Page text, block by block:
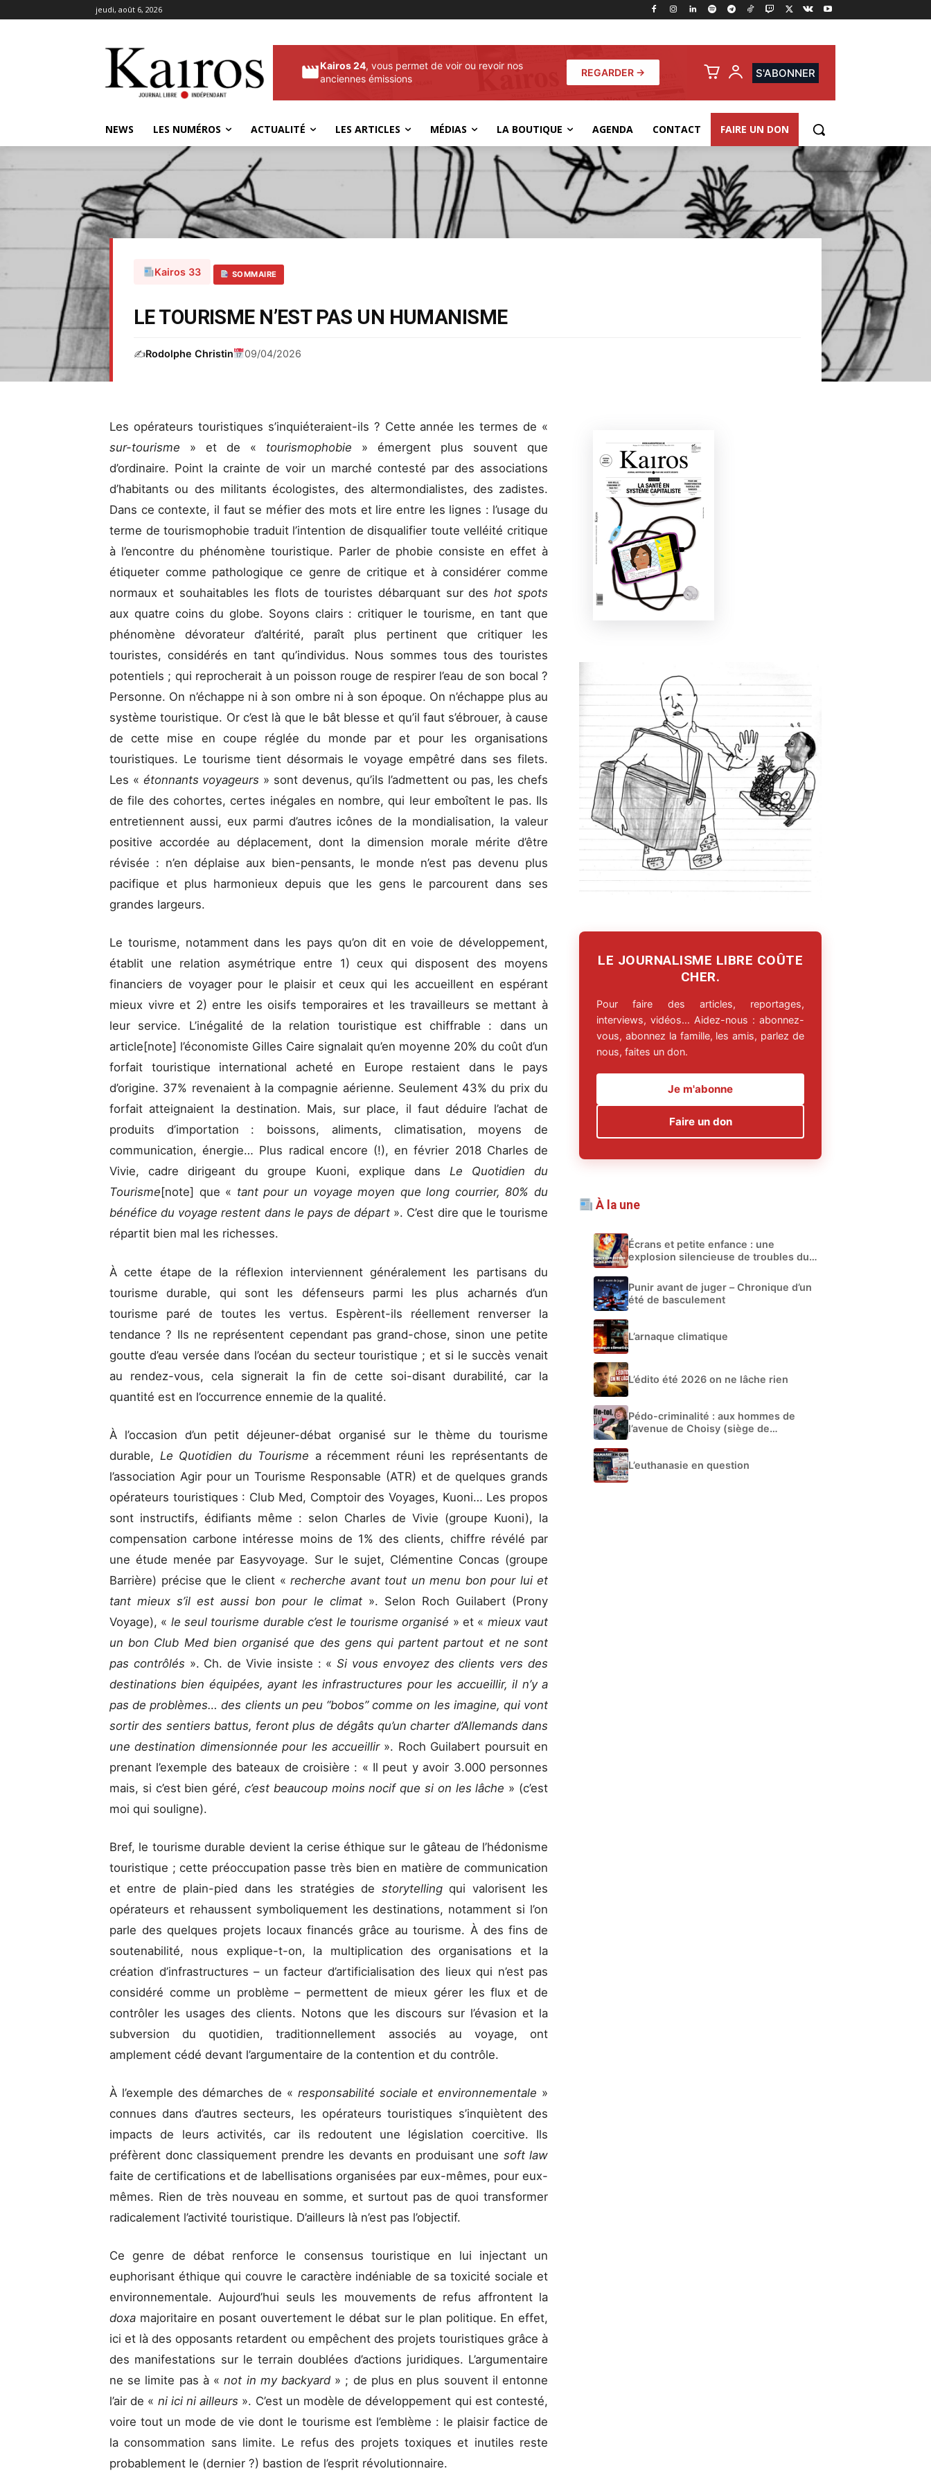
jeudi, août 6, 2026
Kairos 24, vous permet de voir ou revoir nos
anciennes émissions
REGARDER → S'ABONNER
NEWS LES NUMÉROS ACTUALITÉ LES ARTICLES MÉDIAS LA BOUTIQUE AGENDA CONTACT FAIRE UN DON
Kairos 33 SOMMAIRE
LE TOURISME N’EST PAS UN HUMANISME
✍️Rodolphe Christin 09/04/2026
Les opérateurs touristiques s’inquiéteraient-ils ? Cette année les termes de «
sur-tourisme » et de « tourismophobie » émergent plus souvent que
d’ordinaire. Point la crainte de voir un marché contesté par des associations
d’habitants ou des militants écologistes, des altermondialistes, des zadistes.
Dans ce contexte, il faut se méfier des mots et lire entre les lignes : l’usage du
terme de tourismophobie traduit l’intention de disqualifier toute velléité critique
à l’encontre du phénomène touristique. Parler de phobie consiste en effet à
étiqueter comme pathologique ce genre de critique et à considérer comme
normaux et souhaitables les flots de touristes débarquant sur deshot spots
aux quatre coins du globe. Soyons clairs : critiquer le tourisme, en tant que
phénomène dévorateur d’altérité, paraît plus pertinent que critiquer les
touristes, considérés en tant qu’individus. Nous sommes tous des touristes
potentiels ; qui reprocherait à un poisson rouge de respirer l’eau de son bocal ?
Personne. On n’échappe ni à son ombre ni à son époque. On n’échappe plus au
système touristique. Or c’est là que le bât blesse et qu’il faut s’ébrouer, à cause
de cette mise en coupe réglée du monde par et pour les organisations
touristiques. Le tourisme tient désormais le voyage empêtré dans ses filets.
Les « étonnants voyageurs » sont devenus, qu’ils l’admettent ou pas, les chefs
de file des cohortes, certes inégales en nombre, qui leur emboîtent le pas. Ils
entretiennent aussi, eux parmi d’autres icônes de la mondialisation, la valeur
positive accordée au déplacement, dont la dimension morale mérite d’être
révisée : n’en déplaise aux bien-pensants, le monde n’est pas devenu plus
pacifique et plus harmonieux depuis que les gens le parcourent dans ses
grandes largeurs.
Le tourisme, notamment dans les pays qu’on dit en voie de développement,
établit une relation asymétrique entre 1) ceux qui disposent des moyens
financiers de voyager pour le plaisir et ceux qui les accueillent en espérant
mieux vivre et 2) entre les oisifs temporaires et les travailleurs se mettant à
leur service. L’inégalité de la relation touristique est chiffrable : dans un
article[note] l’économiste Gilles Caire signalait qu’en moyenne 20% du coût d’un
forfait touristique international acheté en Europe restaient dans le pays
d’origine. 37% revenaient à la compagnie aérienne. Seulement 43% du prix du
forfait atteignaient la destination. Mais, sur place, il faut déduire l’achat de
produits d’importation : boissons, aliments, climatisation, moyens de
communication, énergie… Plus radical encore (!), en février 2018 Charles de
Vivie, cadre dirigeant du groupe Kuoni, explique dans Le Quotidien du
Tourisme[note] que « tant pour un voyage moyen que long courrier, 80% du
bénéfice du voyage restent dans le pays de départ ». C’est dire que le tourisme
répartit bien mal les richesses.
À cette étape de la réflexion interviennent généralement les partisans du
tourisme durable, qui sont les défenseurs parmi les plus acharnés d’un
tourisme paré de toutes les vertus. Espèrent-ils réellement renverser la
tendance ? Ils ne représentent cependant pas grand-chose, sinon une petite
goutte d’eau versée dans l’océan du secteur touristique ; et si le succès venait
au rendez-vous, cela signerait la fin de cette soi-disant durabilité, car la
quantité est en l’occurrence ennemie de la qualité.
À l’occasion d’un petit déjeuner-débat organisé sur le thème du tourisme
durable, Le Quotidien du Tourisme a récemment réuni les représentants de
l’association Agir pour un Tourisme Responsable (ATR) et de quelques grands
opérateurs touristiques : Club Med, Comptoir des Voyages, Kuoni… Les propos
sont instructifs, édifiants même : selon Charles de Vivie (groupe Kuoni), la
compensation carbone intéresse moins de 1% des clients, chiffre révélé par
une étude menée par Easyvoyage. Sur le sujet, Clémentine Concas (groupe
Barrière) précise que le client « recherche avant tout un menu bon pour lui et
tant mieux s’il est aussi bon pour le climat ». Selon Roch Guilabert (Prony
Voyage), « le seul tourisme durable c’est le tourisme organisé » et « mieux vaut
un bon Club Med bien organisé que des gens qui partent partout et ne sont
pas contrôlés ». Ch. de Vivie insiste : «Si vous envoyez des clients vers des
destinations bien équipées, ayant les infrastructures pour les accueillir, il n’y a
pas de problèmes… des clients un peu “bobos” comme on les imagine, qui vont
sortir des sentiers battus, feront plus de dégâts qu’un charter d’Allemands dans
une destination dimensionnée pour les accueillir ». Roch Guilabert poursuit en
prenant l’exemple des bateaux de croisière : « Il peut y avoir 3.000 personnes
mais, si c’est bien géré, c’est beaucoup moins nocif que si on les lâche » (c’est
moi qui souligne).
Bref, le tourisme durable devient la cerise éthique sur le gâteau de l’hédonisme
touristique ; cette préoccupation passe très bien en matière de communication
et entre de plain-pied dans les stratégies de storytellingqui valorisent les
opérateurs et rehaussent symboliquement les destinations, notamment si l’on
parle des quelques projets locaux financés grâce au tourisme. À des fins de
soutenabilité, nous explique-t-on, la multiplication des organisations et la
création d’infrastructures – un facteur d’artificialisation des lieux qui n’est pas
considéré comme un problème – permettent de mieux gérer les flux et de
contrôler les usages des clients. Notons que les discours sur l’évasion et la
subversion du quotidien, traditionnellement associés au voyage, ont
amplement cédé devant l’argumentaire de la contention et du contrôle.
À l’exemple des démarches de « responsabilité sociale et environnementale »
connues dans d’autres secteurs, les opérateurs touristiques s’inquiètent des
impacts de leurs activités, car ils redoutent une législation coercitive. Ils
préfèrent donc classiquement prendre les devants en produisant une soft law
faite de certifications et de labellisations organisées par eux-mêmes, pour eux-
mêmes. Rien de très nouveau en somme, et surtout pas de quoi transformer
radicalement l’activité touristique. D’ailleurs là n’est pas l’objectif.
Ce genre de débat renforce le consensus touristique en lui injectant un
euphorisant éthique qui couvre le caractère indéniable de sa toxicité sociale et
environnementale. Aujourd’hui seuls les mouvements de refus affrontent la
doxa majoritaire en posant ouvertement le débat sur le plan politique. En effet,
ici et là des opposants retardent ou empêchent des projets touristiques grâce à
des manifestations sur le terrain doublées d’actions juridiques. L’argumentaire
ne se limite pas à «not in my backyard » ; de plus en plus souvent il entonne
l’air de « ni ici ni ailleurs ». C’est un modèle de développement qui est contesté,
voire tout un mode de vie dont le tourisme est l’emblème : le plaisir factice de
la consommation sans limite. Le refus des projets toxiques et inutiles reste
probablement le (dernier ?) bastion de l’esprit révolutionnaire.
LE JOURNALISME LIBRE COÛTE
CHER.
Pour faire des articles, reportages,
interviews, vidéos… Aidez-nous : abonnez-
vous, abonnez la famille, les amis, parlez de
nous, faites un don.
Je m'abonne
Faire un don
À la une
Écrans et petite enfance : une
explosion silencieuse de troubles du
Punir avant de juger – Chronique d’un
été de basculement
L’arnaque climatique
L’édito été 2026 on ne lâche rien
Pédo-criminalité : aux hommes de
l’avenue de Choisy (siège de
L’euthanasie en question